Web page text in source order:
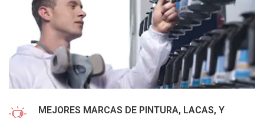
MEJORES MARCAS DE PINTURA, LACAS, Y